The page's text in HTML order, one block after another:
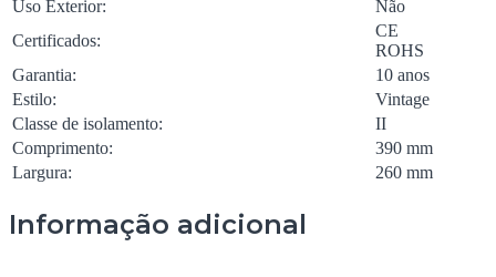
Uso Exterior:
Não
Certificados:
CE
ROHS
Garantia:
10 anos
Estilo:
Vintage
Classe de isolamento:
II
Comprimento:
390 mm
Largura:
260 mm
Informação adicional